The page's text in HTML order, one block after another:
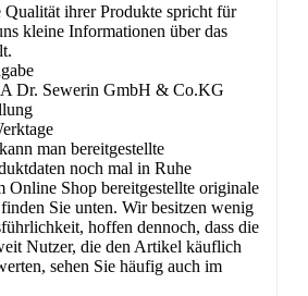
Qualität ihrer Produkte spricht für
kleine Informationen über das
Dr. Sewerin GmbH & Co.KG
man bereitgestellte
noch mal in Ruhe
Online Shop bereitgestellte originale
Sie unten. Wir besitzen wenig
hoffen dennoch, dass die
Nutzer, die den Artikel käuflich
sehen Sie häufig auch im